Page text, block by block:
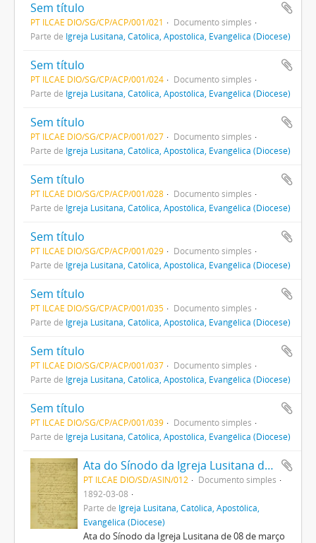
Sem título
PT ILCAE DIO/SG/CP/ACP/001/021
Documento simples
Parte de Igreja Lusitana, Católica, Apostólica, Evangélica (Diocese)
Sem título
PT ILCAE DIO/SG/CP/ACP/001/024
Documento simples
Parte de Igreja Lusitana, Católica, Apostólica, Evangélica (Diocese)
Sem título
PT ILCAE DIO/SG/CP/ACP/001/027
Documento simples
Parte de Igreja Lusitana, Católica, Apostólica, Evangélica (Diocese)
Sem título
PT ILCAE DIO/SG/CP/ACP/001/028
Documento simples
Parte de Igreja Lusitana, Católica, Apostólica, Evangélica (Diocese)
Sem título
PT ILCAE DIO/SG/CP/ACP/001/029
Documento simples
Parte de Igreja Lusitana, Católica, Apostólica, Evangélica (Diocese)
Sem título
PT ILCAE DIO/SG/CP/ACP/001/035
Documento simples
Parte de Igreja Lusitana, Católica, Apostólica, Evangélica (Diocese)
Sem título
PT ILCAE DIO/SG/CP/ACP/001/037
Documento simples
Parte de Igreja Lusitana, Católica, Apostólica, Evangélica (Diocese)
Sem título
PT ILCAE DIO/SG/CP/ACP/001/039
Documento simples
Parte de Igreja Lusitana, Católica, Apostólica, Evangélica (Diocese)
Ata do Sínodo da Igreja Lusitana de 08 de março de 1892
PT ILCAE DIO/SD/ASIN/012
Documento simples
1892-03-08
Parte de Igreja Lusitana, Católica, Apostólica,
Evangélica (Diocese)
Ata do Sínodo da Igreja Lusitana de 08 de março